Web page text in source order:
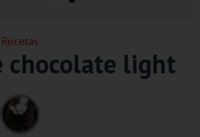
Recetas
chocolate light